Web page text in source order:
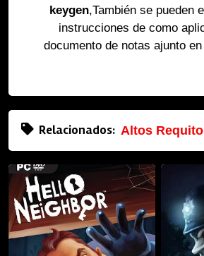
keygen,También se pueden
instrucciones de como
documento de notas ajunto
Relacionados: Altos